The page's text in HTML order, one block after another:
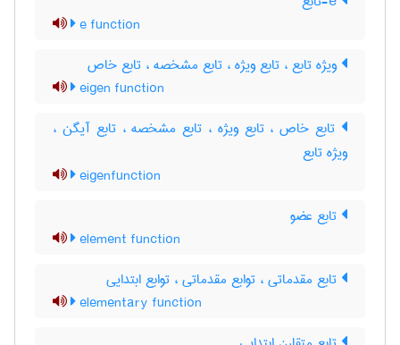
e function
ویژه تابع ، تابع ویژه ، تابع مشخصه ، تابع خاص
eigen function
تابع خاص ، تابع ویژه ، تابع مشخصه ، تابع آیگن ،
ویژه تابع
eigenfunction
تابع عضو
element function
تابع مقدماتی ، توابع مقدماتی ، توابع ابتدایی
elementary function